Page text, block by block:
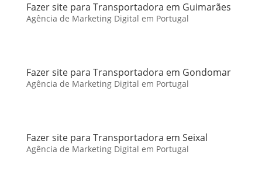
Fazer site para Transportadora em Guimarães
Agência de Marketing Digital em Portugal
Fazer site para Transportadora em Gondomar
Agência de Marketing Digital em Portugal
Fazer site para Transportadora em Seixal
Agência de Marketing Digital em Portugal